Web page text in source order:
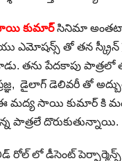
కుమార్సినిమా అంతటా
ఎమోషన్స్ తో తన స్క్రీన్
తను పేదకాపు పాత్రలో
డైలాగ్ డెలివరీ తో
మద్య సాయి కుమార్ కి
పాత్రలే దొరుకుతున్నాయి.
రోల్ లో డీసెంట్